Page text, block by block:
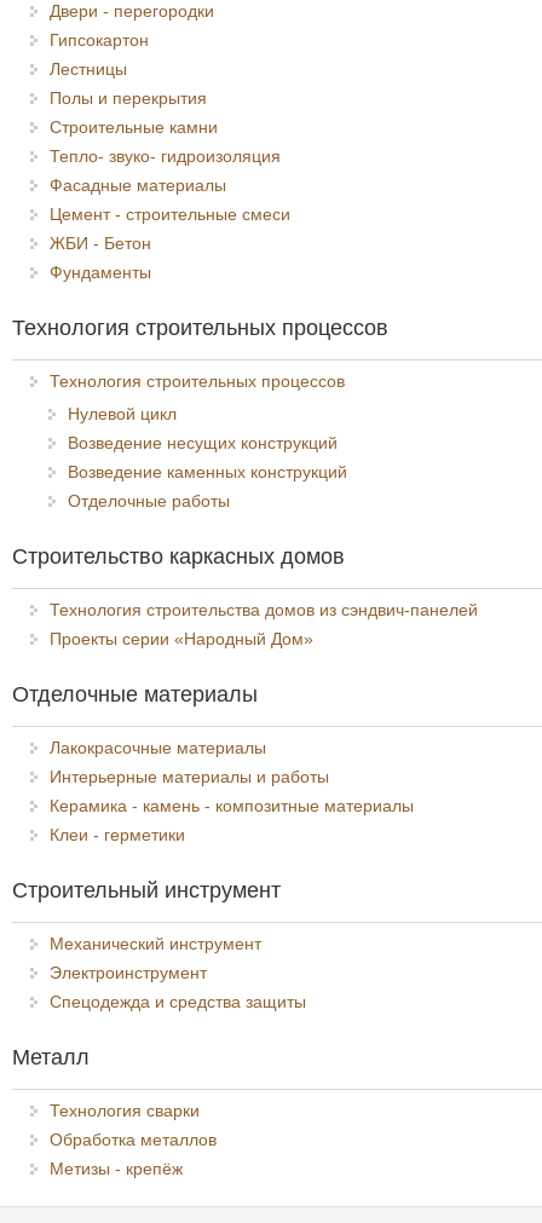
Двери - перегородки
Гипсокартон
Лестницы
Полы и перекрытия
Строительные камни
Тепло- звуко- гидроизоляция
Фасадные материалы
Цемент - строительные смеси
ЖБИ - Бетон
Фундаменты
Технология строительных процессов
Технология строительных процессов
Нулевой цикл
Возведение несущих конструкций
Возведение каменных конструкций
Отделочные работы
Строительство каркасных домов
Технология строительства домов из сэндвич-панелей
Проекты серии «Народный Дом»
Отделочные материалы
Лакокрасочные материалы
Интерьерные материалы и работы
Керамика - камень - композитные материалы
Клеи - герметики
Строительный инструмент
Механический инструмент
Электроинструмент
Спецодежда и средства защиты
Металл
Технология сварки
Обработка металлов
Метизы - крепёж